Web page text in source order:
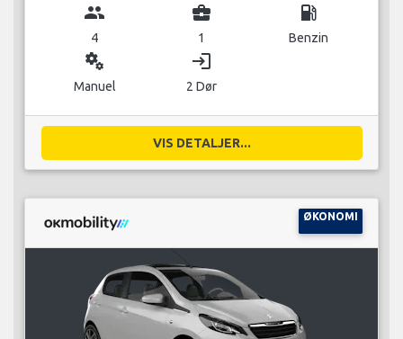
group
4
business_center
1
local_gas_station
Benzin
miscellaneous_services
Manuel
login
2 Dør
VIS DETALJER...
ØKONOMI